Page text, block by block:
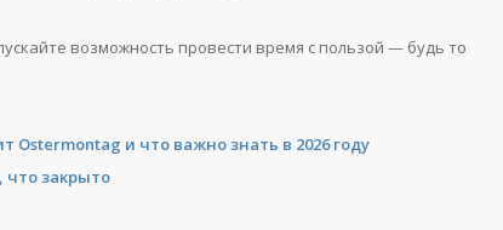
возможность провести время с пользой — будь то
и что важно знать в 2026 году
что закрыто